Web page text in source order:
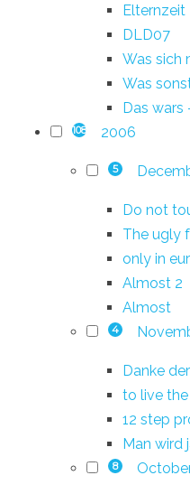
Elternzeit
DLD07
Was sich
Was
Das wars
108 2006
5
Do not
The ugly
only in
Almost 2
Almost
4
Danke
to live
12 step
Man wird
8